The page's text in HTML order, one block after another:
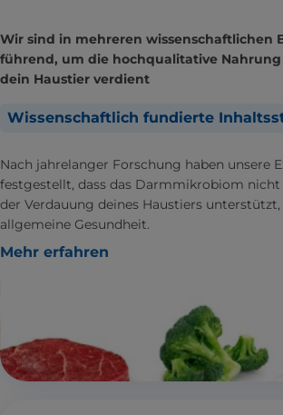
Wir sind in mehreren wissenschaftlichen
führend, um die hochqualitative Nahrung
dein Haustier verdient
Wissenschaftlich fundierte
Nach jahrelanger Forschung haben unsere
festgestellt, dass das Darmmikrobiom nicht
der Verdauung deines Haustiers
allgemeine Gesundheit.
Mehr erfahren